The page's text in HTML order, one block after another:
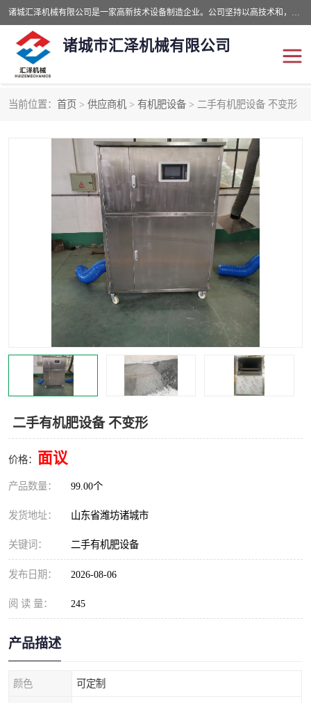
诸城汇泽机械有限公司是一家高新技术设备制造企业。公司坚持以高技术和，高服务于用户，以的环保机械制造设备赢的用户的信赖。现在主要生产死亡畜禽无害化处理和立式和卧式有机肥设备，搅拌机，烘干机，高温发酵机等。污水处理设备，固液分离机。气浮机，化制机等。公司秉承品质，用户至上，科技创新的经营理。
诸城市汇泽机械有限公司
当前位置： 首页 > 供应商机 > 有机肥设备 > 二手有机肥设备 不变形
二手有机肥设备 不变形
价格： 面议
产品数量： 99.00个
发货地址： 山东省潍坊诸城市
关键词： 二手有机肥设备
发布日期： 2026-08-06
阅 读 量： 245
产品描述
颜色 可定制
鸡粪发酵机 有机肥设备
纳米膜好氧发酵堆肥机 粪污烘干酶体机
纳米膜发酵
膜式发酵仓 分子膜堆肥仓
分子膜发酵堆肥设备